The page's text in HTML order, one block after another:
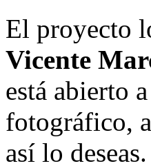
El proyecto
Vicente
está abierto
fotográfico,
así lo deseas.